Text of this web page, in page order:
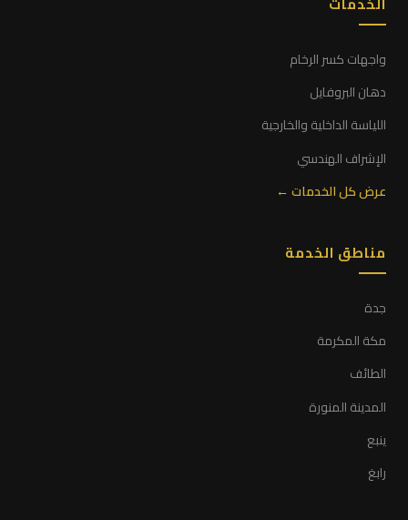
واجهات كسر الرخام
دهان البروفايل
اللياسة الداخلية والخارجية
الإشراف الهندسي
عرض كل الخدمات ←
مناطق الخدمة
جدة
مكة المكرمة
الطائف
المدينة المنورة
ينبع
رابغ